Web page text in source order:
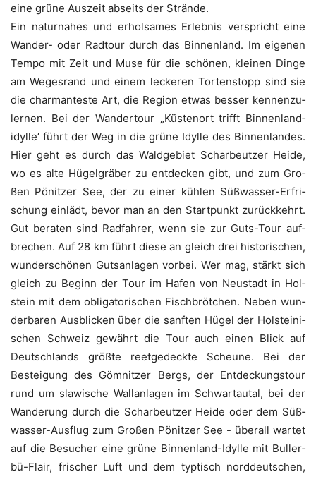
eine grü­ne Aus­zeit abseits der Strände.
Ein natur­na­hes und erhol­sa­mes Erleb­nis ver­spricht eine
Wan­der- oder Rad­tour durch das Bin­nen­land. Im eige­nen
Tem­po mit Zeit und Muse für die schö­nen, klei­nen Din­ge
am Weges­rand und einem lecke­ren Tor­ten­stopp sind sie
die char­man­tes­te Art, die Regi­on etwas bes­ser ken­nen­zu­
ler­nen. Bei der Wan­der­tour „Küs­ten­ort trifft Bin­nen­land­
idyl­le‘ führt der Weg in die grü­ne Idyl­le des Bin­nen­lan­des.
Hier geht es durch das Wald­ge­biet ­­­Schar­beut­zer Hei­de,
wo es alte Hügel­grä­ber zu ent­de­cken gibt, und zum Gro­
ßen Pönit­zer See, der zu einer küh­len Süß­was­ser-Erfri­
schung ein­lädt, bevor man an den Start­punkt zurück­kehrt.
Gut bera­ten sind Rad­fah­rer, wenn sie zur Guts-Tour auf­
bre­chen. Auf 28 km führt die­se an gleich drei his­to­ri­schen,
wun­der­schö­nen Guts­an­la­gen vor­bei. Wer mag, stärkt sich
gleich zu Beginn der Tour im Hafen von Neu­stadt in Hol­
stein mit dem obli­ga­to­ri­schen Fisch­bröt­chen. Neben wun­
der­ba­ren Aus­bli­cken über die sanf­ten Hügel der Hol­stei­ni­
schen Schweiz gewährt die Tour auch einen Blick auf
Deutsch­lands größ­te reet­ge­deck­te Scheu­ne. Bei der
Bestei­gung des Göm­nit­zer Bergs, der Ent­de­ckungs­tour
rund um sla­wi­sche Wall­an­la­gen im Schwartau­tal, bei der
Wan­de­rung durch die Schar­beut­zer Hei­de oder dem Süß­
was­ser-Aus­flug zum Gro­ßen Pönit­zer See - über­all war­tet
auf die Besu­cher eine grü­ne Bin­nen­land-Idyl­le mit Bul­ler­
bü-Flair, fri­scher Luft und dem typ­tisch nord­deut­schen,